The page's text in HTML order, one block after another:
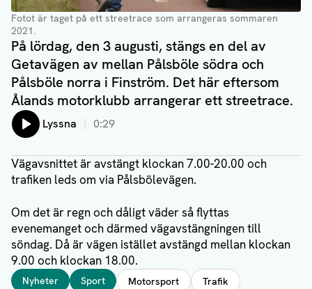
Fotot är taget på ett streetrace som arrangeras sommaren
2021.
På lördag, den 3 augusti, stängs en del av
Getavägen av mellan Pålsböle södra och
Pålsböle norra i Finström. Det här eftersom
Ålands motorklubb arrangerar ett streetrace.
Lyssna 0:29
Vägavsnittet är avstängt klockan 7.00-20.00 och
trafiken leds om via Pålsbölevägen.
Om det är regn och dåligt väder så flyttas
evenemanget och därmed vägavstängningen till
söndag. Då är vägen istället avstängd mellan klockan
9.00 och klockan 18.00.
Taggar
Nyheter Sport Motorsport Trafik